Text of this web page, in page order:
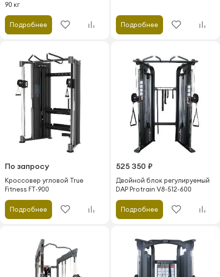
90 кг
Подробнее Подробнее
По запросу
Кроссовер угловой True
Fitness FT-900
Подробнее
525 350 ₽
Двойной блок регулируемый
DAP Protrain V8-512-600
Подробнее